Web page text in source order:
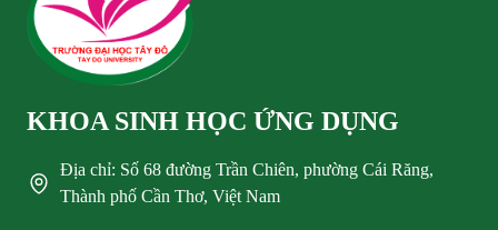
KHOA SINH HỌC ỨNG DỤNG
Địa chỉ: Số 68 đường Trần Chiên, phường Cái Răng,
Thành phố Cần Thơ, Việt Nam